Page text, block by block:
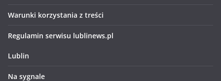
Warunki korzystania z treści
Regulamin serwisu lublinews.pl
Lublin
Na sygnale